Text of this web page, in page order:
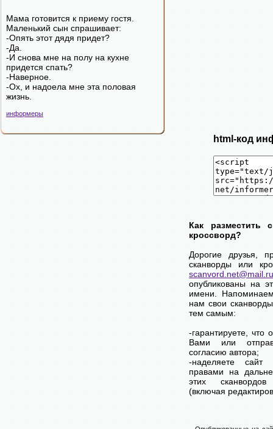
Мама готовится к приему гостя.
Маленький сын спрашивает:
-Опять этот дядя придет?
-Да.
-И снова мне на полу на кухне
придется спать?
-Наверное.
-Ох, и надоела мне эта половая
жизнь.
информеры
html-код
Как разместить
кроссворд?
Дорогие друзья,
сканворды или
scanvord.net@mail.ru
опубликованы на
имени.
нам свои
тем самым:
-гарантируете, что
Вами или
согласию автора;
-наделяете сайт
правами на
этих
(включая